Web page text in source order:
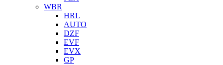
WBR
HRL
AUTO
DZF
EVF
EVX
GP